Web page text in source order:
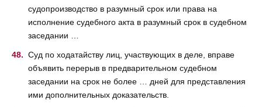
судопроизводство в разумный срок или права на
исполнение судебного акта в разумный срок в судебном
заседании …
Суд по ходатайству лиц, участвующих в деле, вправе
объявить перерыв в предварительном судебном
заседании на срок не более … дней для представления
ими дополнительных доказательств.